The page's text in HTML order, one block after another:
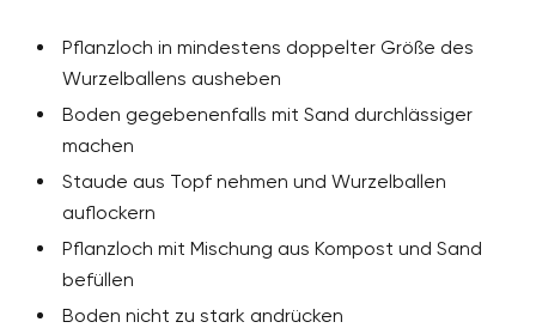
Pflanzloch in mindestens doppelter Größe des
Wurzelballens ausheben
Boden gegebenenfalls mit Sand durchlässiger
machen
Staude aus Topf nehmen und Wurzelballen
auflockern
Pflanzloch mit Mischung aus Kompost und Sand
befüllen
Boden nicht zu stark andrücken